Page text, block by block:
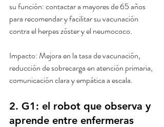
su función: contactar a mayores de 65 años
para recomendar y facilitar su vacunación
contra el herpes zóster y el neumococo.
Impacto: Mejora en la tasa de vacunación,
reducción de sobrecarga en atención primaria,
comunicación clara y empática a escala.
2. G1: el robot que observa y
aprende entre enfermeras